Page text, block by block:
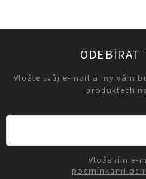
ODEBÍRAT
Vložte svůj e-mail a my vám
produktech
podmínkami